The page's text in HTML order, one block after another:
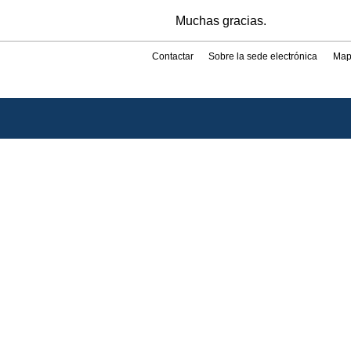
Muchas gracias.
Contactar Sobre la sede electrónica